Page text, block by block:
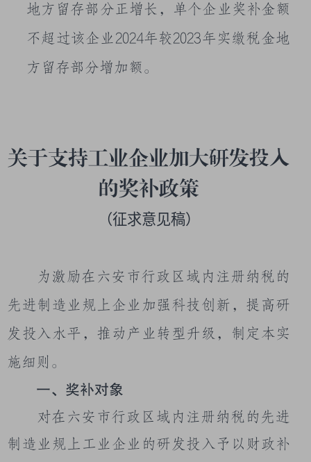
地方留存部分正增长， 单个企业奖补金额
不超过该企业2024年较2023年实缴税金地
方留存部分增加额。
关于支持工业企业加大研发投入
的奖补政策
（征求意见稿）
为激励在六安市行政区域内注册纳税的
先进制造业规上企业加强科技创新，提高研
发投入水平，推动产业转型升级 ，制定本实
施细则 。
一、奖补对象
对在六安市行政区域内注册纳税的先进
制造业规上工业企业的研发投入予以财政补